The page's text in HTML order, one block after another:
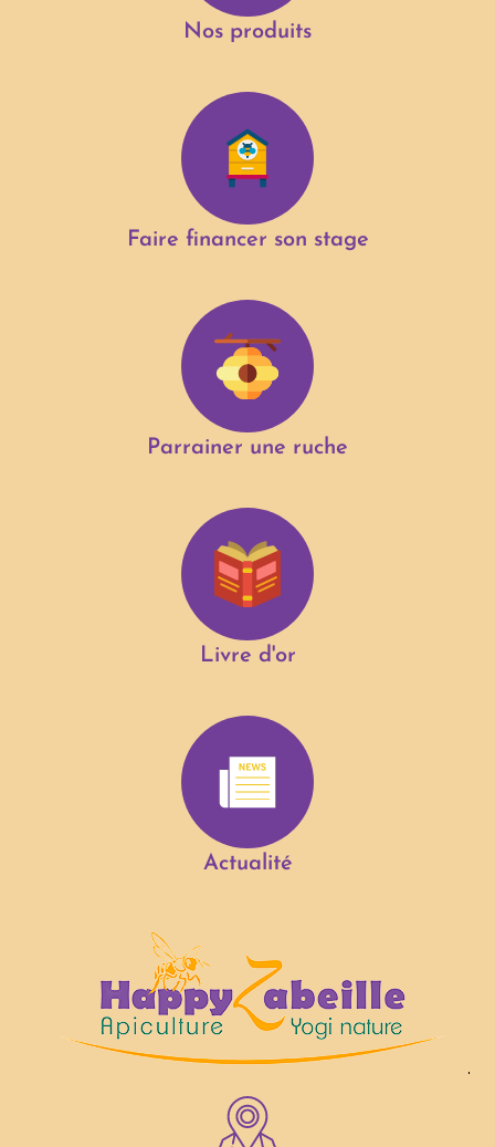
Nos produits
Faire financer son stage
Parrainer une ruche
Livre d'or
Actualité